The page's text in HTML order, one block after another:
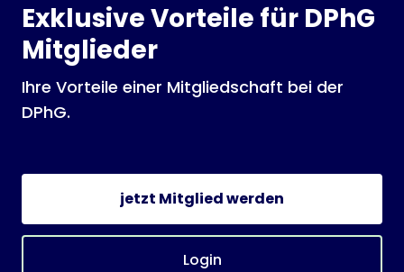
Exklusive Vorteile für DPhG
Mitglieder
Ihre Vorteile einer Mitgliedschaft bei der
DPhG.
jetzt Mitglied werden
Login